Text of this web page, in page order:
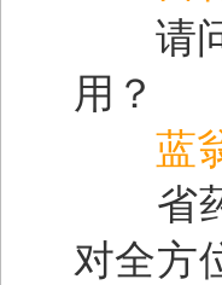
请问3
用？
蓝
省药
对全方